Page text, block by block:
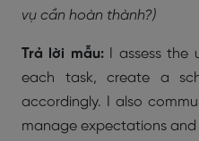
vụ cần hoàn thành?)
Trả lời mẫu:I assess the
each task, create a
accordingly. I also
manage expectations